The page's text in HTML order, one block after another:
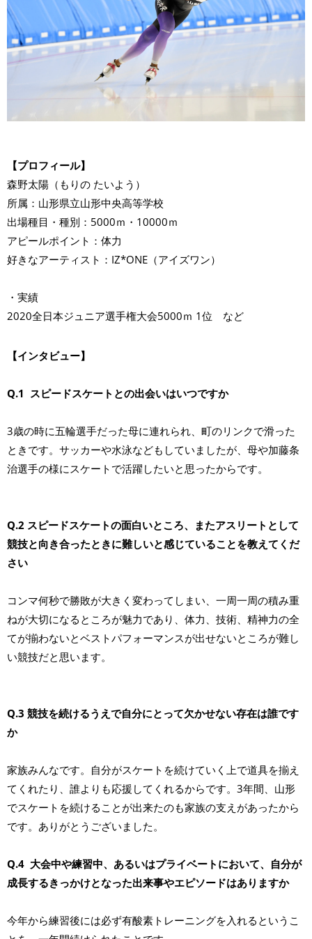
【プロフィール】
森野太陽（もりの たいよう）
所属：山形県立山形中央高等学校
出場種目・種別：5000ｍ・10000ｍ
アピールポイント：体力
好きなアーティスト：IZ*ONE（アイズワン）
・実績
2020全日本ジュニア選手権大会5000ｍ 1位 など
【インタビュー】
Q.1 スピードスケートとの出会いはいつですか
3歳の時に五輪選手だった母に連れられ、町のリンクで滑った
ときです。サッカーや水泳などもしていましたが、母や加藤条
治選手の様にスケートで活躍したいと思ったからです。
Q.2 スピードスケートの面白いところ、またアスリートとして
競技と向き合ったときに難しいと感じていることを教えてくだ
さい
コンマ何秒で勝敗が大きく変わってしまい、一周一周の積み重
ねが大切になるところが魅力であり、体力、技術、精神力の全
てが揃わないとベストパフォーマンスが出せないところが難し
い競技だと思います。
Q.3 競技を続けるうえで自分にとって欠かせない存在は誰です
か
家族みんなです。自分がスケートを続けていく上で道具を揃え
てくれたり、誰よりも応援してくれるからです。3年間、山形
でスケートを続けることが出来たのも家族の支えがあったから
です。ありがとうございました。
Q.4 大会中や練習中、あるいはプライベートにおいて、自分が
成長するきっかけとなった出来事やエピソードはありますか
今年から練習後には必ず有酸素トレーニングを入れるというこ